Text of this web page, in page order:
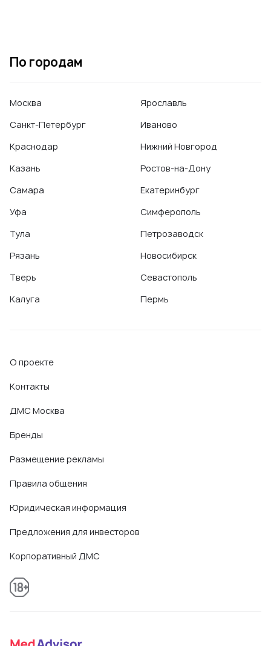
По городам
Москва
Санкт-Петербург
Краснодар
Казань
Самара
Уфа
Тула
Рязань
Тверь
Калуга
Ярославль
Иваново
Нижний Новгород
Ростов-на-Дону
Екатеринбург
Симферополь
Петрозаводск
Новосибирск
Севастополь
Пермь
О проекте
Контакты
ДМС Москва
Бренды
Размещение рекламы
Правила общения
Юридическая информация
Предложения для инвесторов
Корпоративный ДМС